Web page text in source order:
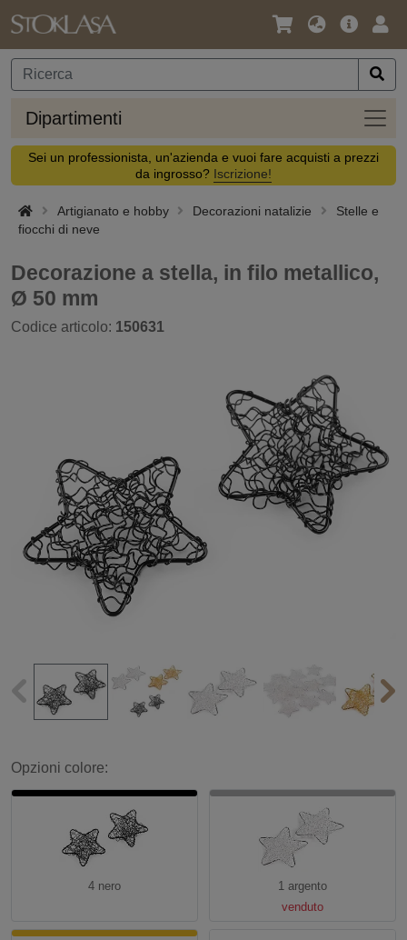
Lingua
Valuta
Offerta
Dipartimenti
Sei un professionista, un'azienda e vuoi fare acquisti a prezzi
da ingrosso? Iscrizione!
Artigianato e hobby Decorazioni natalizie
Stelle e
fiocchi di neve
Decorazione a stella, in filo metallico,
Ø 50 mm
Codice articolo: 150631
Opzioni colore:
4 nero
1 argento
venduto